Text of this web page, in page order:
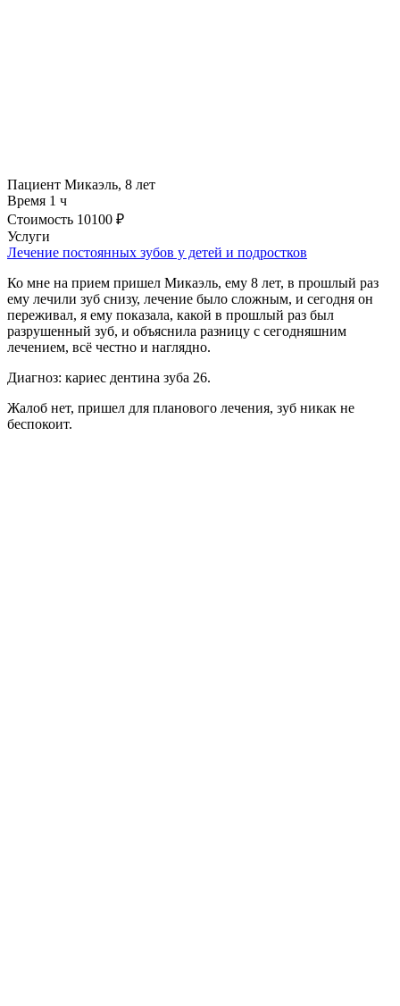
Пациент Микаэль, 8 лет
Время 1 ч
Стоимость 10100 ₽
Услуги
Лечение постоянных зубов у детей и подростков
Ко мне на прием пришел Микаэль, ему 8 лет, в прошлый раз
ему лечили зуб снизу, лечение было сложным, и сегодня он
переживал, я ему показала, какой в прошлый раз был
разрушенный зуб, и объяснила разницу с сегодняшним
лечением, всё честно и наглядно.
Диагноз: кариес дентина зуба 26.
Жалоб нет, пришел для планового лечения, зуб никак не
беспокоит.